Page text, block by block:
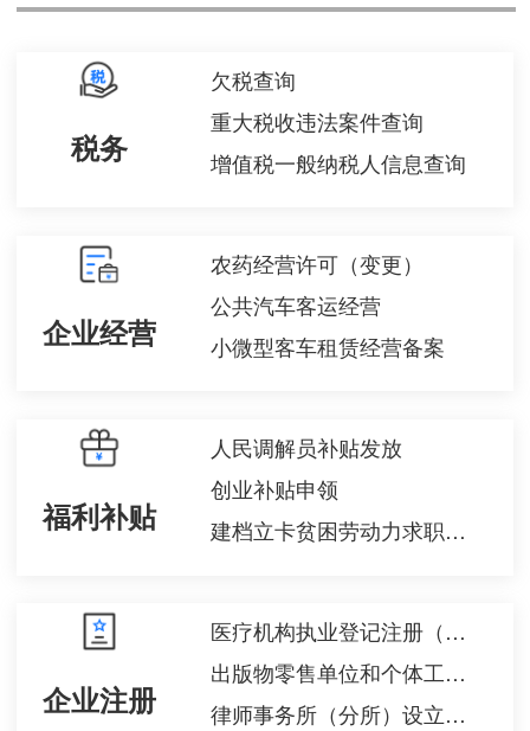
税务
欠税查询
重大税收违法案件查询
增值税一般纳税人信息查询
企业经营
农药经营许可（变更）
公共汽车客运经营
小微型客车租赁经营备案
福利补贴
人民调解员补贴发放
创业补贴申领
建档立卡贫困劳动力求职创业补贴申领
企业注册
医疗机构执业登记注册（注销）
出版物零售单位和个体工商户设立审批
律师事务所（分所）设立许可